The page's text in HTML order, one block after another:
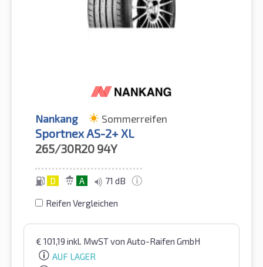
Nankang Sommerreifen
Sportnex AS-2+ XL
265/30R20 94Y
D A 71 dB
Reifen Vergleichen
€ 101,19 inkl. MwSTvon Auto-Raifen GmbH
AUF LAGER